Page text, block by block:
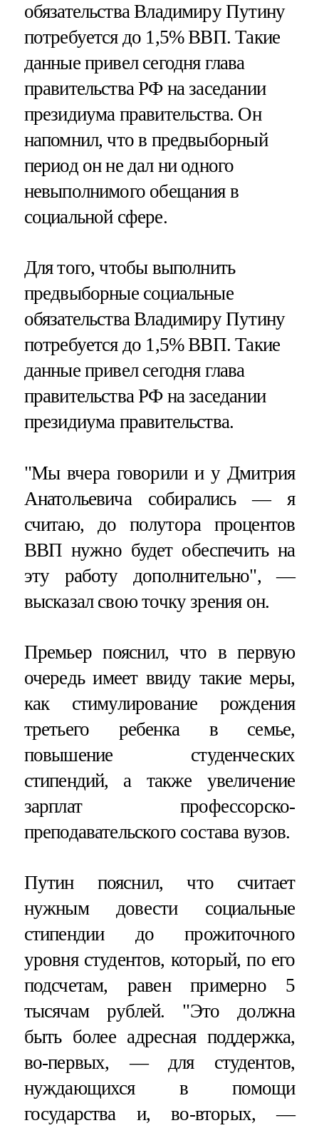
обязательства Владимиру Путину
потребуется до 1,5% ВВП. Такие
данные привел сегодня глава
правительства РФ на заседании
президиума правительства. Он
напомнил, что в предвыборный
период он не дал ни одного
невыполнимого обещания в
социальной сфере.
Для того, чтобы выполнить
предвыборные социальные
обязательства Владимиру Путину
потребуется до 1,5% ВВП. Такие
данные привел сегодня глава
правительства РФ на заседании
президиума правительства.
"Мы вчера говорили и у Дмитрия
Анатольевича собирались — я
считаю, до полутора процентов
ВВП нужно будет обеспечить на
эту работу дополнительно", —
высказал свою точку зрения он.
Премьер пояснил, что в первую
очередь имеет ввиду такие меры,
как стимулирование рождения
третьего ребенка в семье,
повышение студенческих
стипендий, а также увеличение
зарплат профессорско-
преподавательского состава вузов.
Путин пояснил, что считает
нужным довести социальные
стипендии до прожиточного
уровня студентов, который, по его
подсчетам, равен примерно 5
тысячам рублей. "Это должна
быть более адресная поддержка,
во-первых, — для студентов,
нуждающихся в помощи
государства и, во-вторых, —